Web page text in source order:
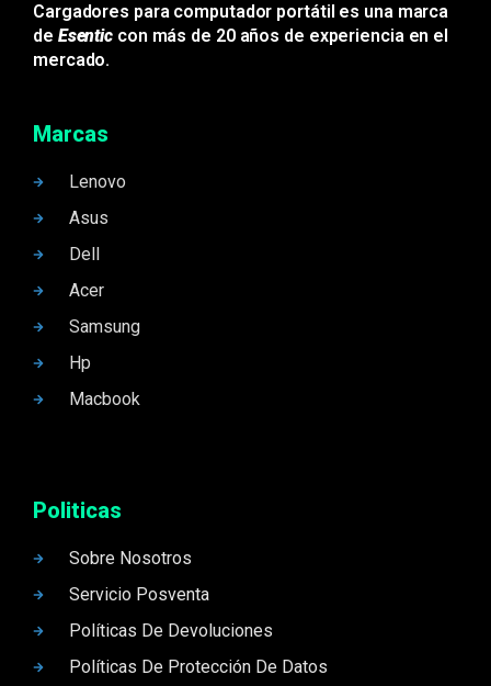
Cargadores para computador portátil es una marca
de Esentic con más de 20 años de experiencia en el
mercado.
Marcas
Lenovo
Asus
Dell
Acer
Samsung
Hp
Macbook
Politicas
Sobre Nosotros
Servicio Posventa
Políticas De Devoluciones
Políticas De Protección De Datos